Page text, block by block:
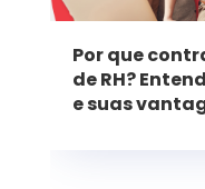
Por que
de RH?
e suas